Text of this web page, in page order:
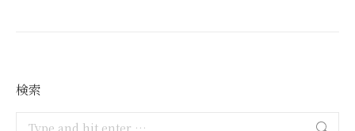
検索